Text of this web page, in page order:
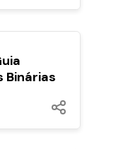
POPULARES
Binárias